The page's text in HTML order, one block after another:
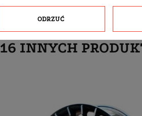
16 INNYCH
ODRZUĆ